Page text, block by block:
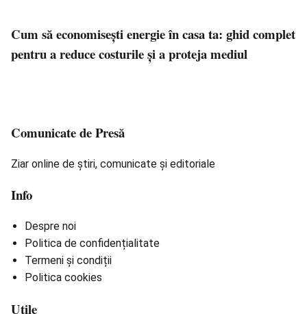
Cum să economisești energie în casa ta: ghid complet
pentru a reduce costurile și a proteja mediul
Comunicate de Presă
Ziar online de știri, comunicate și editoriale
Info
Despre noi
Politica de confidențialitate
Termeni și condiții
Politica cookies
Utile